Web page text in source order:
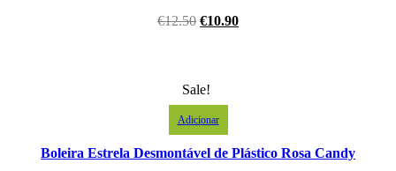
€12.50 €10.90
Sale!
Adicionar
Boleira Estrela Desmontável de Plástico Rosa Candy